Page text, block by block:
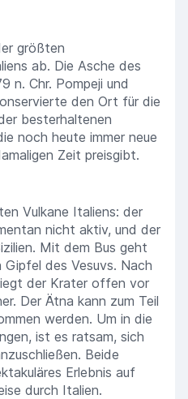
größten
ab. Die Asche des
n. Chr. Pompeji und
den Ort für die
besterhaltenen
noch heute immer neue
Zeit preisgibt.
Vulkane Italiens: der
nicht aktiv, und der
Mit dem Bus geht
des Vesuvs. Nach
der Krater offen vor
Der Ätna kann zum Teil
werden. Um in die
ist es ratsam, sich
Beide
Erlebnis auf
durch Italien.